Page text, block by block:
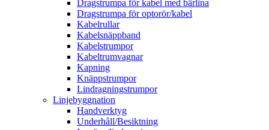
Dragstrumpa för kabel med bärlina
Dragstrumpa för optorör/kabel
Kabelrullar
Kabelsnäppband
Kabelstrumpor
Kabeltrumvagnar
Kapning
Knäppstrumpor
Lindragningstrumpor
Linjebyggnation
Handverktyg
Underhåll/Besiktning